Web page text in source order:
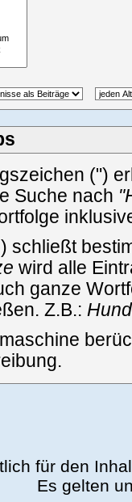
(")
Suche nach
schließt
wird alle
ganze
Z.B.:
für den
Es gelten